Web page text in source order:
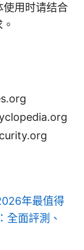
使用时请结合
年最值得
全面評測、